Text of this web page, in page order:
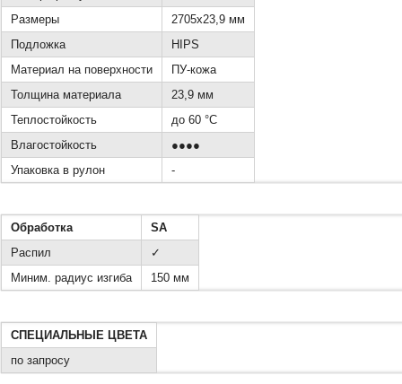
Размеры
2705x23,9 мм
Подложка
HIPS
Материал на поверхности
ПУ-кожа
Толщина материала
23,9 мм
Теплостойкость
до 60 °C
Влагостойкость
●●●●
Упаковка в рулон
-
Обработка
SA
Распил
✓
Миним. радиус изгиба
150 мм
СПЕЦИАЛЬНЫЕ ЦВЕТА
по запросу